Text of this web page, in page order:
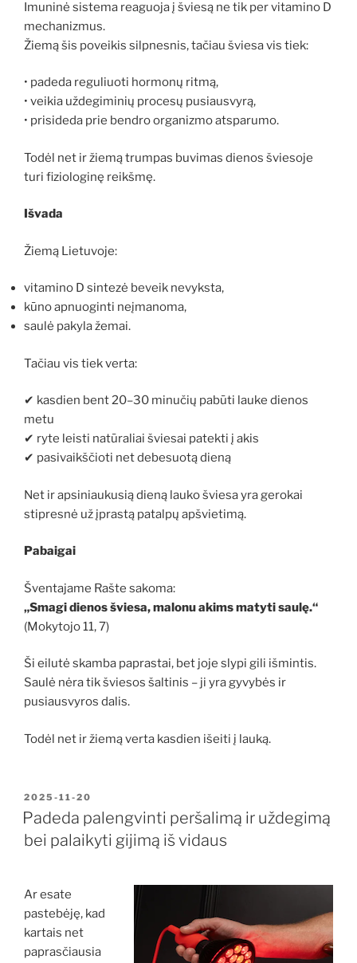
Imuninė sistema reaguoja į šviesą ne tik per vitamino D
mechanizmus.
Žiemą šis poveikis silpnesnis, tačiau šviesa vis tiek:
• padeda reguliuoti hormonų ritmą,
• veikia uždegiminių procesų pusiausvyrą,
• prisideda prie bendro organizmo atsparumo.
Todėl net ir žiemą trumpas buvimas dienos šviesoje
turi fiziologinę reikšmę.
Išvada
Žiemą Lietuvoje:
vitamino D sintezė beveik nevyksta,
kūno apnuoginti neįmanoma,
saulė pakyla žemai.
Tačiau vis tiek verta:
✔ kasdien bent 20–30 minučių pabūti lauke dienos
metu
✔ ryte leisti natūraliai šviesai patekti į akis
✔ pasivaikščioti net debesuotą dieną
Net ir apsiniaukusią dieną lauko šviesa yra gerokai
stipresnė už įprastą patalpų apšvietimą.
Pabaigai
Šventajame Rašte sakoma:
„Smagi dienos šviesa, malonu akims matyti saulę.“
(Mokytojo 11, 7)
Ši eilutė skamba paprastai, bet joje slypi gili išmintis.
Saulė nėra tik šviesos šaltinis – ji yra gyvybės ir
pusiausvyros dalis.
Todėl net ir žiemą verta kasdien išeiti į lauką.
PASKELBTA
2025-11-20
Padeda palengvinti peršalimą ir uždegimą
bei palaikyti gijimą iš vidaus
Ar esate
pastebėję, kad
kartais net
paprasčiausia